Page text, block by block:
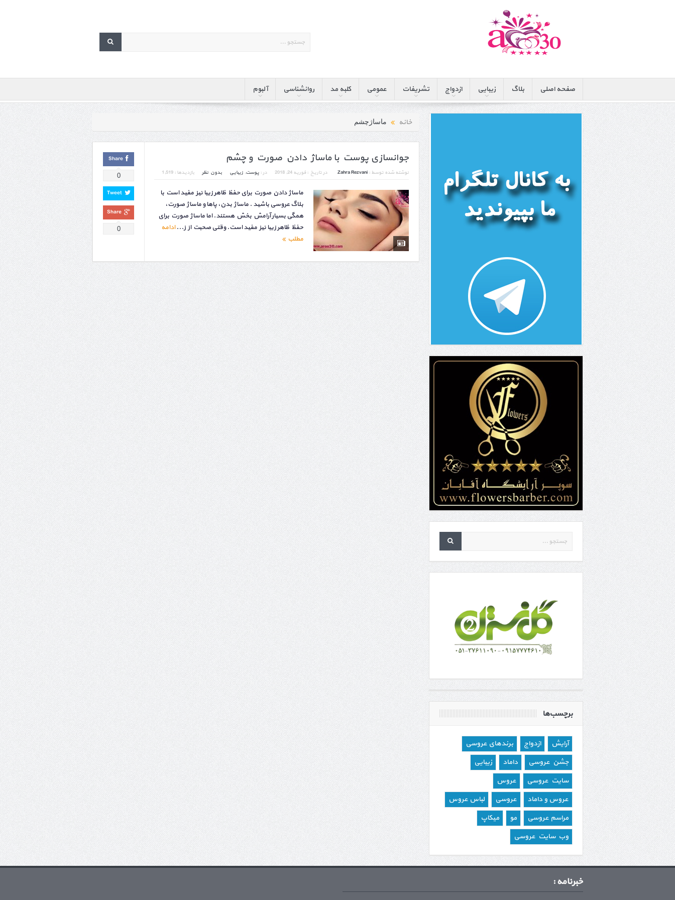
صفحه اصلی بلاگ زیبایی ازدواج تشریفات عمومی کلبه مد روانشناسی آلبوم
خانه ماساژچشم
جوانسازی پوست با ماساژ دادن صورت و چشم
نوشته شده توسط : Zahra Rezvani در تاریخ : فوریه 24, 2018 در : پوست, زیبایی بدون نظر بازدیدها : 1,519
ماساژ دادن صورت برای حفظ ظاهر زیبا نیز مفید است با
بلاگ عروسی باشید . ماساژ بدن، پاها و ماساژ صورت،
همگی بسیار آرامش بخش هستند. اما ماساژ صورت برای
حفظ ظاهر زیبا نیز مفید است. وقتی صحبت از ز...ادامه
مطلب
Share
0
Tweet
Share
0
برچسب‌ها
آرایش ازدواج
برندهای عروسی
جشن عروسی
داماد
زیبایی
سایت عروسی
عروس
عروس و داماد
عروسی
لباس عروس
مراسم عروسی
مو
میکاپ
وب سایت عروسی
خبرنامه :